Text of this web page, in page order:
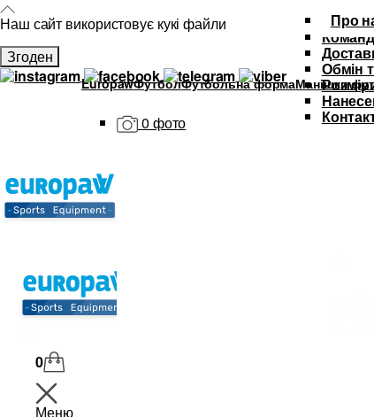
Про
Обмін
0
Меню
Наш сайт використовує кукі файли
Згоден
EuropawФутболФутбольна формаМанішки
0 фото